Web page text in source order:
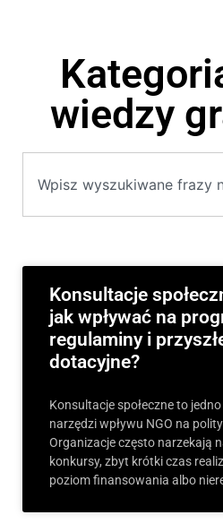
wiedzy
Konsultacje
jak wpływać na
regulaminy i
dotacyjne?
Konsultacje społeczne to
narzędzi wpływu NGO na
Organizacje często narzekają
konkursy, zbyt krótki czas
poziom finansowania albo